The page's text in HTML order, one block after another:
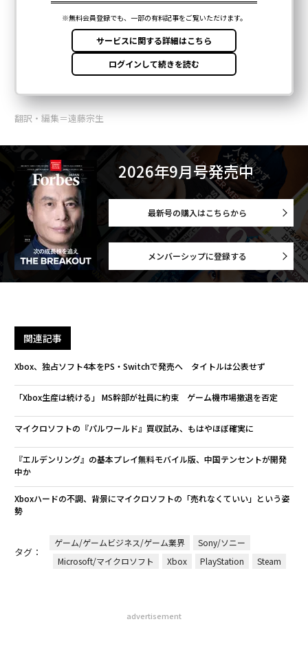
翻訳・編集＝遠藤宗生
2026年9月号発売中
最新号の購入はこちらから
メンバーシップに登録する
関連記事
Xbox、独占ソフト4本をPS・Switchで発売へ タイトルは公表せず
「Xbox生産は続ける」 MS幹部が社員に約束 ゲーム機市場撤退を否定
マイクロソフトの『パルワールド』買収試み、もはやほぼ確実に
『エルデンリング』の基本プレイ無料モバイル版、中国テンセントが開発
中か
Xboxハードの不調、背景にマイクロソフトの「売れなくていい」という姿
勢
タグ：
ゲーム/ゲームビジネス/ゲーム業界
Sony/ソニー
Microsoft/マイクロソフト
Xbox PlayStation Steam
advertisement